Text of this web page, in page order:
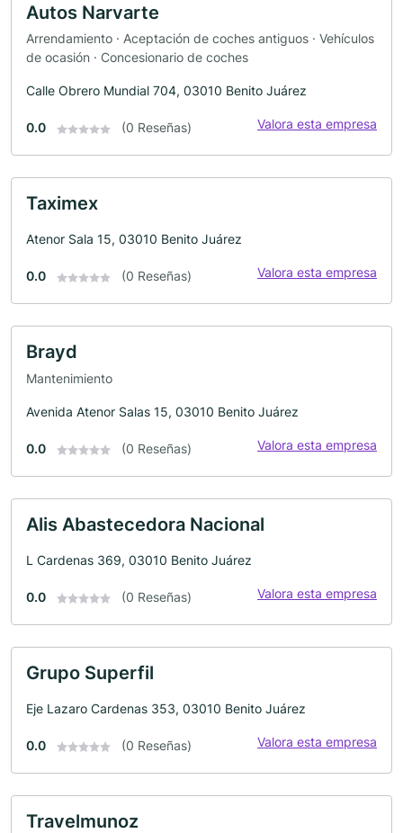
Autos Narvarte
Arrendamiento · Aceptación de coches antiguos · Vehículos
de ocasión · Concesionario de coches
Calle Obrero Mundial 704, 03010 Benito Juárez
0.0 (0 Reseñas) Valora esta empresa
Taximex
Atenor Sala 15, 03010 Benito Juárez
0.0 (0 Reseñas) Valora esta empresa
Brayd
Mantenimiento
Avenida Atenor Salas 15, 03010 Benito Juárez
0.0 (0 Reseñas) Valora esta empresa
Alis Abastecedora Nacional
L Cardenas 369, 03010 Benito Juárez
0.0 (0 Reseñas) Valora esta empresa
Grupo Superfil
Eje Lazaro Cardenas 353, 03010 Benito Juárez
0.0 (0 Reseñas) Valora esta empresa
Travelmunoz